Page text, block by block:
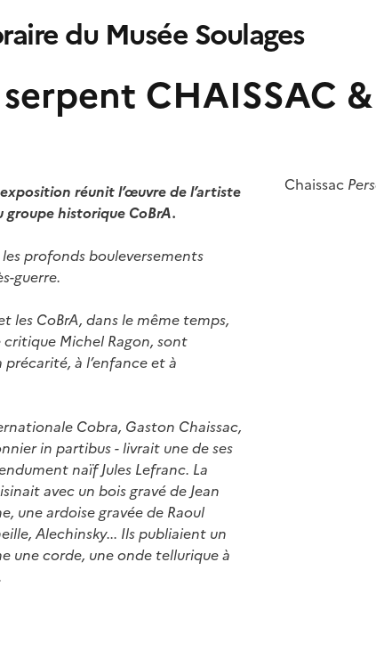
du Musée Soulages
CHAISSAC
réunit l’œuvre de l’artiste
groupe historique CoBrA.
profonds bouleversements
guerre.
les CoBrA, dans le même temps,
Michel Ragon, sont
à l’enfance et à
Cobra, Gaston Chaissac,
in partibus - livrait une de ses
naïf Jules Lefranc. La
avec un bois gravé de Jean
une ardoise gravée de Raoul
Alechinsky... Ils publiaient un
une corde, une onde tellurique à
Chaissac